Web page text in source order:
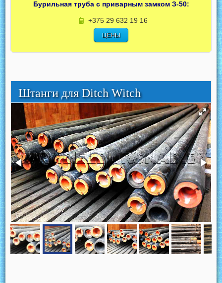
Бурильная труба с приварным замком З-50:
+375 29 632 19 16
ЦЕНЫ
Штанги для Ditch Witch